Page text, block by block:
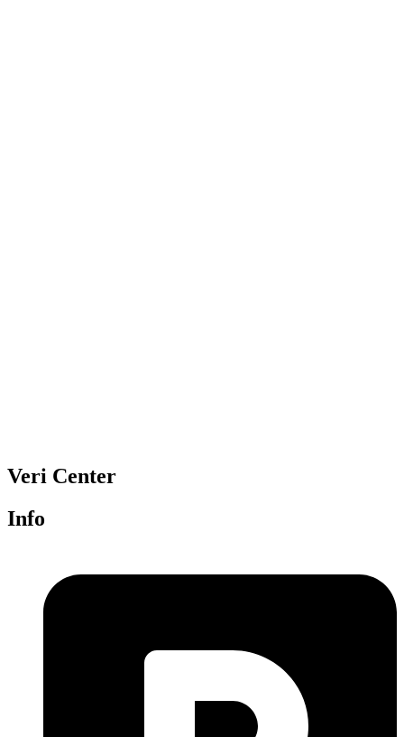
Veri Center
Info